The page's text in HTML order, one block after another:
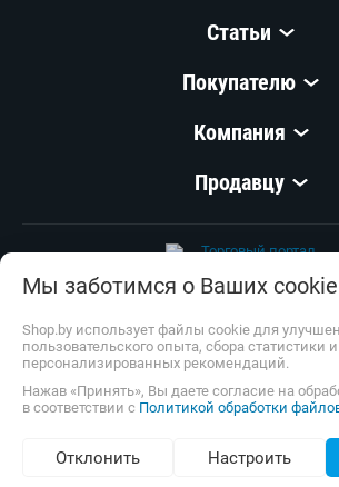
Статьи
Покупателю
Компания
Продавцу
ООО «Открытый Контакт»
Настройка cookie
Мы заботимся о Ваших cookie
Shop.by использует файлы cookie для
пользовательского опыта, сбора статистики
персонализированных рекомендаций.
Нажав «Принять», Вы даете согласие на
в соответствии с Политикой обработки
Отклонить Настроить